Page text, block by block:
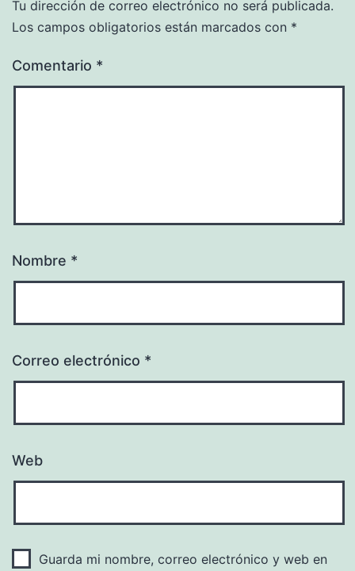
Tu dirección de correo electrónico no será publicada.
Los campos obligatorios están marcados con *
Comentario *
Nombre *
Correo electrónico *
Web
Guarda mi nombre, correo electrónico y web en